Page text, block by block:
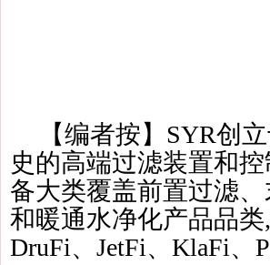
【编者按】SYR创
史的高端过滤装置和
备大类覆盖前置过滤
和暖通水净化产品品
DruFi、JetFi、KlaFi、